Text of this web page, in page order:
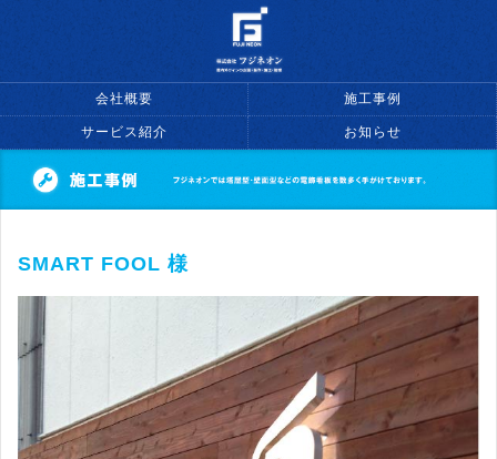
会社概要 施工事例
サービス紹介 お知らせ
SMART FOOL 様